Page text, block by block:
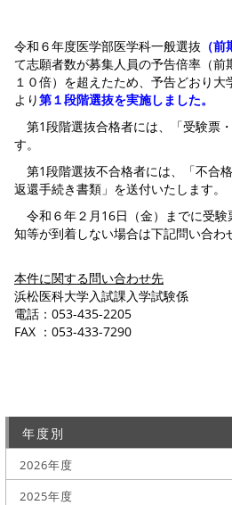
令和６年度医学部医学科一般選抜 （
て志願者数が募集人員の予告倍率（前
１０倍）を超えたため、予告どおり
より第１段階選抜を実施しました。
第1段階選抜合格者には、「受験票
す。
第1段階選抜不合格者には、「不合
返還手続き書類」を送付いたします。
令和６年２月16日（金）までに受験
知等が到着しない場合は下記問い合わ
本件に関する問い合わせ先
浜松医科大学入試課入学試験係
電話：053-435-2205
FAX ：053-433-7290
年度別
2026年度
2025年度